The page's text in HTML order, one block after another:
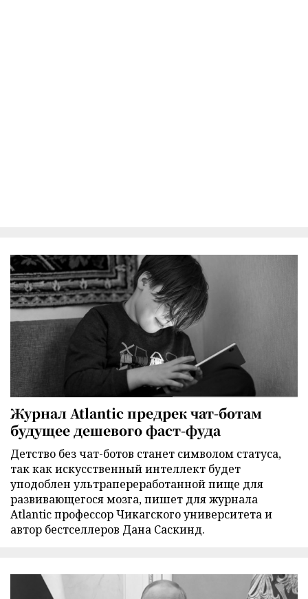
Журнал Atlantic предрек чат-ботам
будущее дешевого фаст-фуда
Детство без чат-ботов станет символом статуса,
так как искусственный интеллект будет
уподоблен ультрапереработанной пище для
развивающегося мозга, пишет для журнала
Atlantic профессор Чикагского университета и
автор бестселлеров Дана Саскинд.